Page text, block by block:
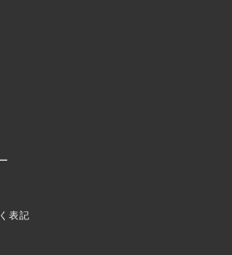
表記